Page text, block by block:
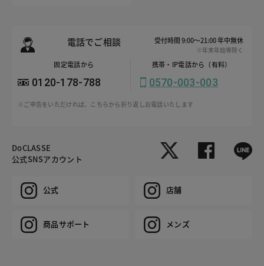
電話でご相談 受付時間 9:00～21:00 年中無休
※年末年始等除く
固定電話から
0120-178-788
携帯・IP電話から（有料）
0570-003-003
※ご申告をいただければ、こちらから折り返しお電話いたします
DoCLASSE
公式SNSアカウント
公式 店舗
商品サポート メンズ